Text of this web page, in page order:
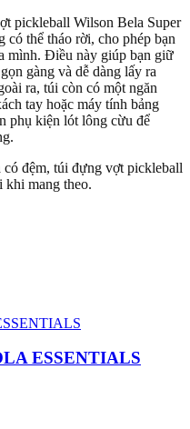
pickleball Wilson Bela Super
có thể tháo rời, cho phép bạn
mình. Điều này giúp bạn giữ
gàng và dễ dàng lấy ra
ra, túi còn có một ngăn
tay hoặc máy tính bảng
phụ kiện lót lông cừu để
đệm, túi đựng vợt pickleball
khi mang theo.
ESSENTIALS